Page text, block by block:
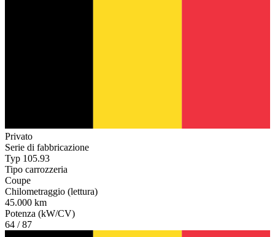
Privato
Serie di fabbricazione
Typ 105.93
Tipo carrozzeria
Coupe
Chilometraggio (lettura)
45.000 km
Potenza (kW/CV)
64 / 87